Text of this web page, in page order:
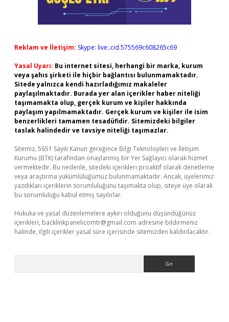
Reklam ve İletişim: Skype: live:.cid.575569c608265c69
Yasal Uyarı: Bu internet sitesi, herhangi bir marka, kurum
veya şahıs şirketi ile hiçbir bağlantısı bulunmamaktadır.
Sitede yalnızca kendi hazırladığımız makaleler
paylaşılmaktadır. Burada yer alan içerikler haber niteliği
taşımamakta olup, gerçek kurum ve kişiler hakkında
paylaşım yapılmamaktadır. Gerçek kurum ve kişiler ile isim
benzerlikleri tamamen tesadüfidir. Sitemizdeki bilgiler
taslak halindedir ve tavsiye niteliği taşımazlar.
Sitemiz, 5651 Sayılı Kanun gereğince Bilgi Teknolojileri ve İletişim
Kurumu (BTK) tarafından onaylanmış bir Yer Sağlayıcı olarak hizmet
vermektedir. Bu nedenle, sitedeki içerikleri proaktif olarak denetleme
veya araştırma yükümlülüğümüz bulunmamaktadır. Ancak, üyelerimiz
yazdıkları içeriklerin sorumluluğunu taşımakta olup, siteye üye olarak
bu sorumluluğu kabul etmiş sayılırlar.
Hukuka ve yasal düzenlemelere aykırı olduğunu düşündüğünüz
içerikleri, backlinkpanelicomtr@gmail.com adresine bildirmeniz
halinde, ilgili içerikler yasal süre içerisinde sitemizden kaldırılacaktır.